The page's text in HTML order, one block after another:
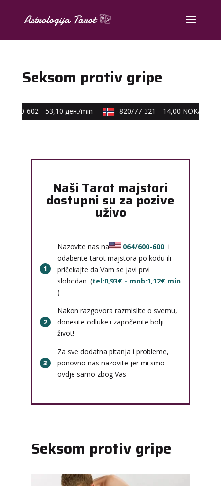
Seksom protiv gripe
40-602 53,10 ден./min 820/77-321 14,00 NOK/min
Naši Tarot majstori
dostupni su za pozive
uživo
1
Nazovite nas na 064/600-600 i
odaberite tarot majstora po kodu ili
pričekajte da Vam se javi prvi
slobodan. (tel:0,93€ - mob:1,12€ min
)
2
Nakon razgovora razmislite o svemu,
donesite odluke i započenite bolji
život!
3
Za sve dodatna pitanja i probleme,
ponovno nas nazovite jer mi smo
ovdje samo zbog Vas
Seksom protiv gripe